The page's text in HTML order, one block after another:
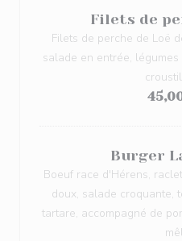
Filets de
Filets de perche de Loë
salade en entrée,
Burger
Boeuf race d'Hérens,
doux, salade croquante,
tartare, accompagné de